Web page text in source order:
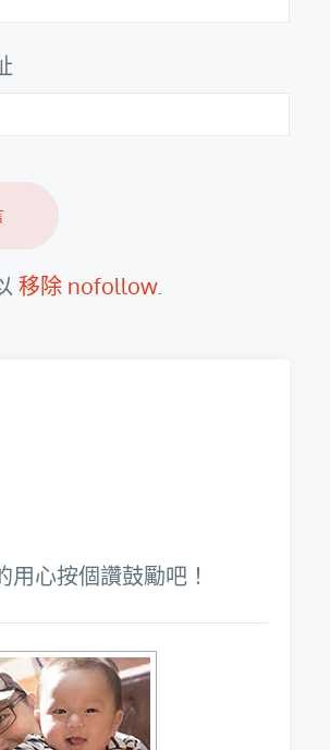
移除 nofollow.
用心按個讚鼓勵吧！